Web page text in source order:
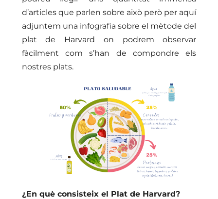
d’articles que parlen sobre això però per aquí
adjuntem una infografia sobre el mètode del
plat de Harvard on podrem observar
fàcilment com s’han de compondre els
nostres plats.
¿En què consisteix el Plat de Harvard?